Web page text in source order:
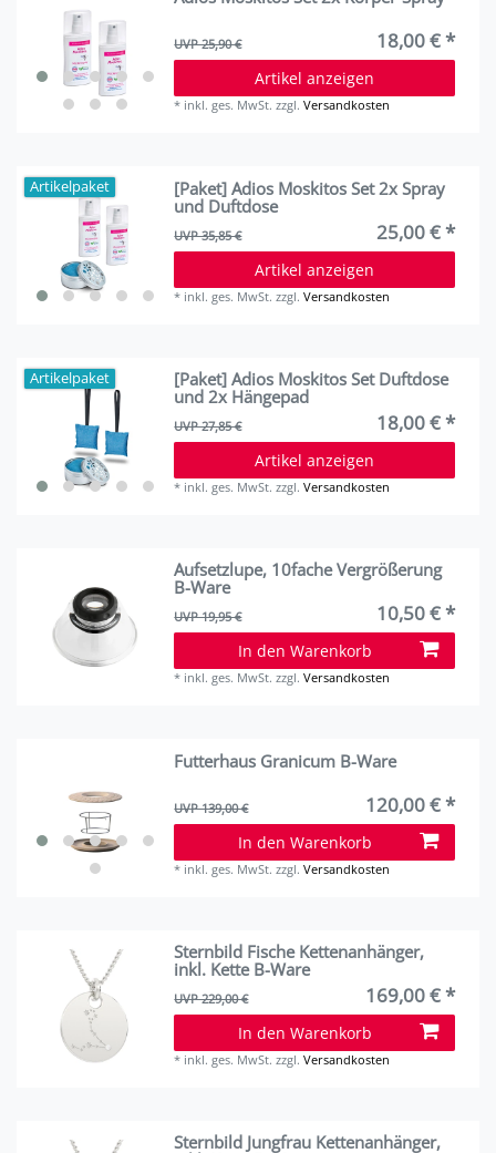
UVP 25,90 € 18,00 € *
Artikel anzeigen
* inkl. ges. MwSt. zzgl.Versandkosten
Artikelpaket
[Paket] Adios Moskitos Set 2x Spray
und Duftdose
UVP 35,85 € 25,00 € *
Artikel anzeigen
* inkl. ges. MwSt. zzgl.Versandkosten
Artikelpaket
[Paket] Adios Moskitos Set Duftdose
und 2x Hängepad
UVP 27,85 € 18,00 € *
Artikel anzeigen
* inkl. ges. MwSt. zzgl.Versandkosten
Aufsetzlupe, 10fache Vergrößerung
B-Ware
UVP 19,95 € 10,50 € *
In den Warenkorb
* inkl. ges. MwSt. zzgl.Versandkosten
Futterhaus Granicum B-Ware
UVP 139,00 € 120,00 € *
In den Warenkorb
* inkl. ges. MwSt. zzgl.Versandkosten
Sternbild Fische Kettenanhänger,
inkl. Kette B-Ware
UVP 229,00 € 169,00 € *
In den Warenkorb
* inkl. ges. MwSt. zzgl.Versandkosten
Sternbild Jungfrau Kettenanhänger,